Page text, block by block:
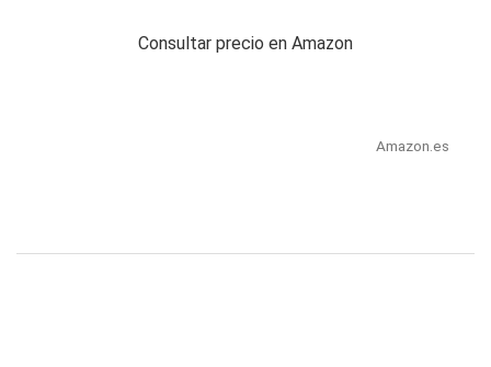
Consultar precio en Amazon
Amazon.es